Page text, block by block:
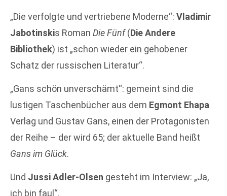
„Die verfolgte und vertriebene Moderne“: Vladimir
Jabotinskis Roman Die Fünf(Die Andere
Bibliothek) ist „schon wieder ein gehobener
Schatz der russischen Literatur“.
„Gans schön unverschämt“: gemeint sind die
lustigen Taschenbücher aus dem Egmont Ehapa
Verlag und Gustav Gans, einen der Protagonisten
der Reihe – der wird 65; der aktuelle Band heißt
Gans im Glück.
Und Jussi Adler-Olsen gesteht im Interview: „Ja,
ich bin faul“.